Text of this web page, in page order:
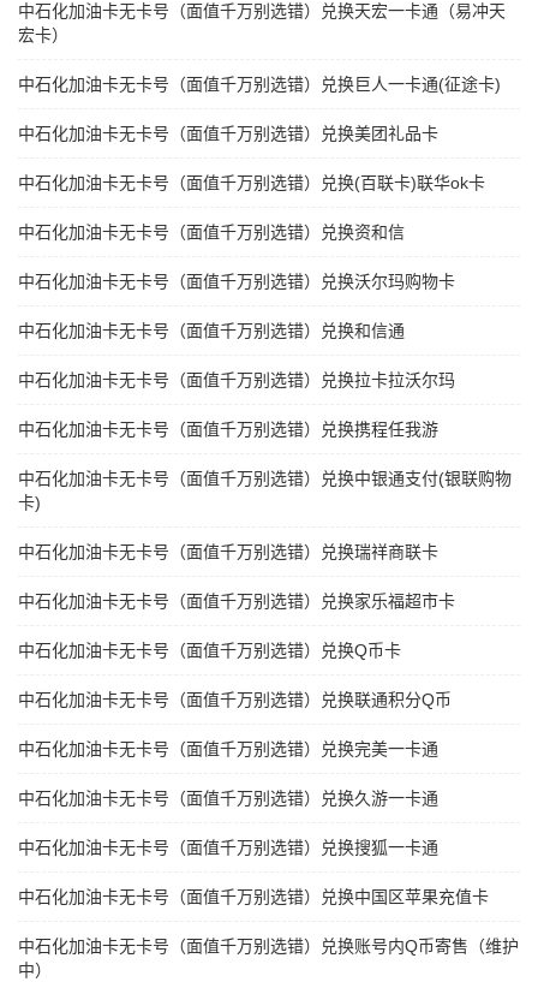
中石化加油卡无卡号（面值千万别选错）兑换天宏一卡通（易冲天
宏卡）
中石化加油卡无卡号（面值千万别选错）兑换巨人一卡通(征途卡)
中石化加油卡无卡号（面值千万别选错）兑换美团礼品卡
中石化加油卡无卡号（面值千万别选错）兑换(百联卡)联华ok卡
中石化加油卡无卡号（面值千万别选错）兑换资和信
中石化加油卡无卡号（面值千万别选错）兑换沃尔玛购物卡
中石化加油卡无卡号（面值千万别选错）兑换和信通
中石化加油卡无卡号（面值千万别选错）兑换拉卡拉沃尔玛
中石化加油卡无卡号（面值千万别选错）兑换携程任我游
中石化加油卡无卡号（面值千万别选错）兑换中银通支付(银联购物
卡)
中石化加油卡无卡号（面值千万别选错）兑换瑞祥商联卡
中石化加油卡无卡号（面值千万别选错）兑换家乐福超市卡
中石化加油卡无卡号（面值千万别选错）兑换Q币卡
中石化加油卡无卡号（面值千万别选错）兑换联通积分Q币
中石化加油卡无卡号（面值千万别选错）兑换完美一卡通
中石化加油卡无卡号（面值千万别选错）兑换久游一卡通
中石化加油卡无卡号（面值千万别选错）兑换搜狐一卡通
中石化加油卡无卡号（面值千万别选错）兑换中国区苹果充值卡
中石化加油卡无卡号（面值千万别选错）兑换账号内Q币寄售（维护
中）